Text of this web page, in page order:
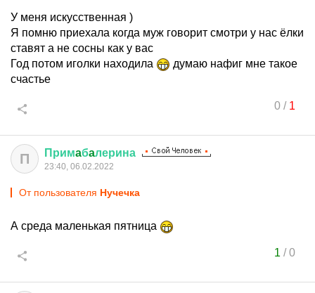
У меня искусственная )
Я помню приехала когда муж говорит смотри у нас ёлки
ставят а не сосны как у вас
Год потом иголки находила
думаю нафиг мне такое
счастье
0/ 1
П Примaбaлерина
23:40, 06.02.2022
От пользователя Нучечка
А среда маленькая пятница
1 /0